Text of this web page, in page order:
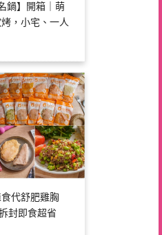
鍋】開箱｜萌
，小宅、一人
代舒肥雞胸
封即食超省